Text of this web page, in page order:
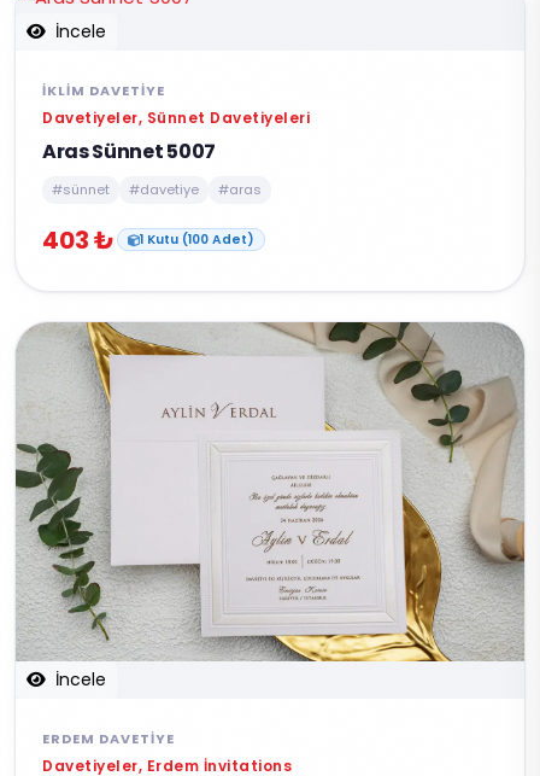
İncele
İKLIM DAVETIYE
Davetiyeler, Sünnet Davetiyeleri
Aras Sünnet 5007
#sünnet #davetiye #aras
403 ₺ 1 Kutu (100 Adet)
İncele
ERDEM DAVETIYE
Davetiyeler, Erdem İnvitations